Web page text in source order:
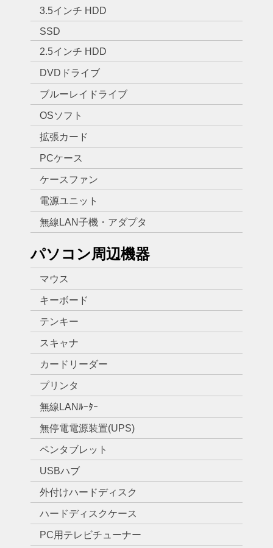
3.5インチ HDD
SSD
2.5インチ HDD
DVDドライブ
ブルーレイドライブ
OSソフト
拡張カード
PCケース
ケースファン
電源ユニット
無線LAN子機・アダプタ
パソコン周辺機器
マウス
キーボード
テンキー
スキャナ
カードリーダー
プリンタ
無線LANﾙｰﾀｰ
無停電電源装置(UPS)
ペンタブレット
USBハブ
外付けハードディスク
ハードディスクケース
PC用テレビチューナー